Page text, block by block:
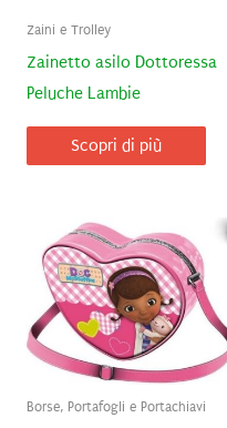
Zaini e Trolley
Zainetto asilo Dottoressa
Peluche Lambie
Scopri di più
Borse, Portafogli e Portachiavi